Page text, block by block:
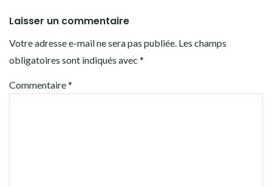
Laisser un commentaire
Votre adresse e-mail ne sera pas publiée. Les champs
obligatoires sont indiqués avec *
Commentaire*